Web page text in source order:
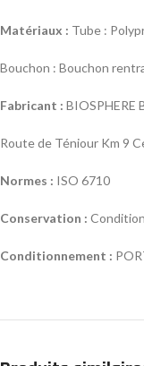
Matériaux : Tube :
Bouchon : Bouchon
Fabricant : BIOSPHERE
Route de Téniour Km 9
Normes : ISO 6710
Conservation :
Conditionnement :